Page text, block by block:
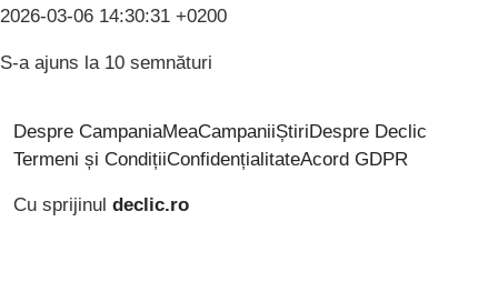
2026-03-06 14:30:31 +0200
S-a ajuns la 10 semnături
Despre CampaniaMeaCampaniiȘtiriDespre Declic
Termeni și CondițiiConfidențialitateAcord GDPR
Cu sprijinul declic.ro